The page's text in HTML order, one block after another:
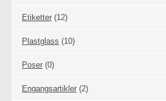
Etiketter (12)
Plastglass (10)
Poser (0)
Engangsartikler (2)